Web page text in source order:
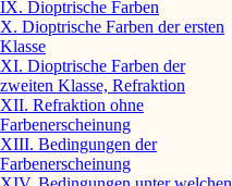
IX. Dioptrische Farben
X. Dioptrische Farben der ersten
Klasse
XI. Dioptrische Farben der
zweiten Klasse, Refraktion
XII. Refraktion ohne
Farbenerscheinung
XIII. Bedingungen der
Farbenerscheinung